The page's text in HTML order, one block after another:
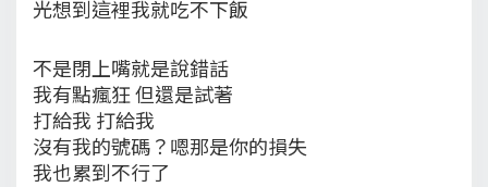
光想到這裡我就吃不下飯
不是閉上嘴就是說錯話
我有點瘋狂 但還是試著
打給我 打給我
沒有我的號碼？嗯那是你的損失
我也累到不行了